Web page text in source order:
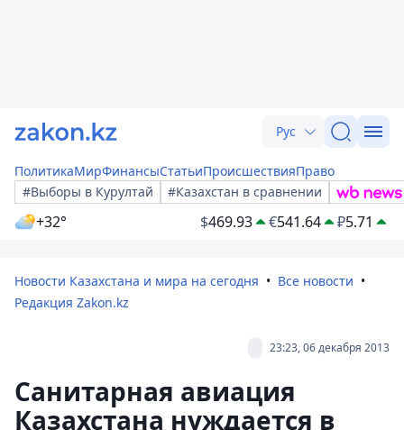
Рус
ПолитикаМирФинансыСтатьиПроисшествияПраво
#Выборы в Курултай
#Казахстан в сравнении
+32° $469.93 €541.64 ₽5.71
Новости Казахстана и мира на сегодня
Все новости
Редакция Zakon.kz
23:23, 06 декабря 2013
Санитарная авиация
Казахстана нуждается в